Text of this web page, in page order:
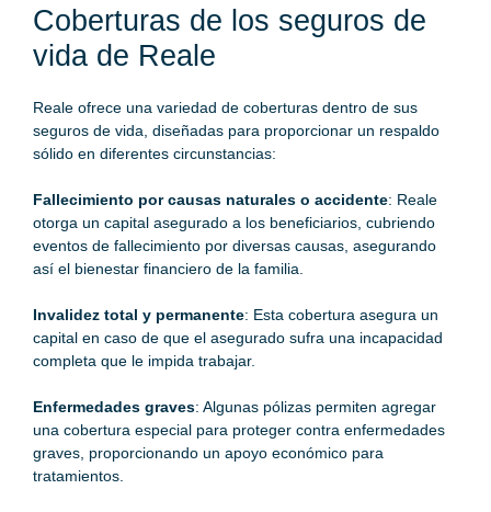
Coberturas de los seguros de
vida de Reale
Reale ofrece una variedad de coberturas dentro de sus
seguros de vida, diseñadas para proporcionar un respaldo
sólido en diferentes circunstancias:
Fallecimiento por causas naturales o accidente: Reale
otorga un capital asegurado a los beneficiarios, cubriendo
eventos de fallecimiento por diversas causas, asegurando
así el bienestar financiero de la familia.
Invalidez total y permanente: Esta cobertura asegura un
capital en caso de que el asegurado sufra una incapacidad
completa que le impida trabajar.
Enfermedades graves: Algunas pólizas permiten agregar
una cobertura especial para proteger contra enfermedades
graves, proporcionando un apoyo económico para
tratamientos.